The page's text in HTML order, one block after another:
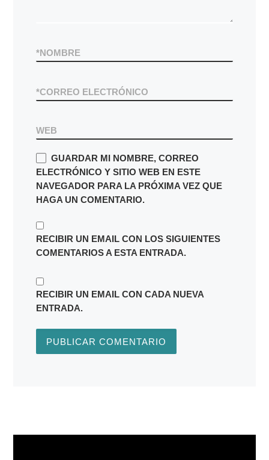
NOMBRE
*
CORREO ELECTRÓNICO
*
WEB
GUARDAR MI NOMBRE, CORREO
ELECTRÓNICO Y SITIO WEB EN ESTE
NAVEGADOR PARA LA PRÓXIMA VEZ QUE
HAGA UN COMENTARIO.
RECIBIR UN EMAIL CON LOS SIGUIENTES
COMENTARIOS A ESTA ENTRADA.
RECIBIR UN EMAIL CON CADA NUEVA
ENTRADA.